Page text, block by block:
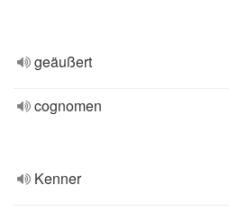
geäußert
cognomen
Kenner